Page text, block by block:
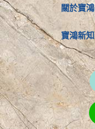
關於寶鴻
寶鴻新知